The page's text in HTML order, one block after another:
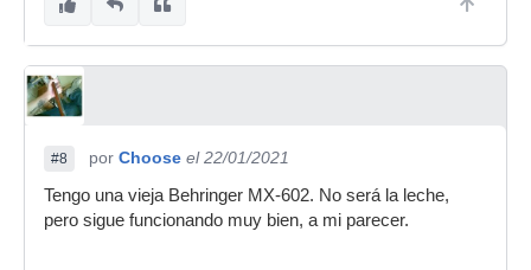
#8 por Choose el 22/01/2021
Tengo una vieja Behringer MX-602. No será la leche,
pero sigue funcionando muy bien, a mi parecer.